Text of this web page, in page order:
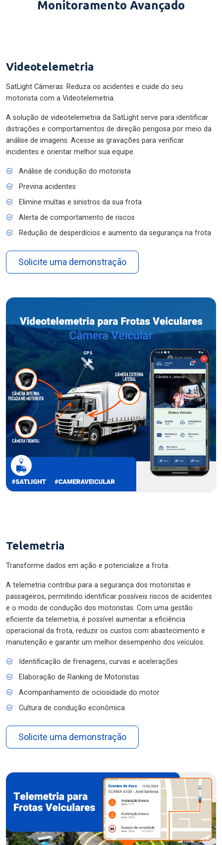
Monitoramento Avançado
Videotelemetria
SatLight Câmeras: Reduza os acidentes e cuide do seu
motorista com a Videotelemetria.
A solução de videotelemetria da SatLight serve para identificar
distrações e comportamentos de direção perigosa por meio da
análise de imagens. Acesse as gravações para verificar
incidentes e orientar melhor sua equipe.
Análise de condução do motorista
Previna acidentes
Elimine multas e sinistros da sua frota
Alerta de comportamento de riscos
Redução de desperdícios e aumento da segurança na frota
Solicite uma demonstração
Telemetria
Transforme dados em ação e potencialize a frota.
A telemetria contribui para a segurança dos motoristas e
passageiros, permitindo identificar possíveis riscos de acidentes
e o modo de condução dos motoristas. Com uma gestão
eficiente da telemetria, é possível aumentar a eficiência
operacional da frota, reduzir os custos com abastecimento e
manutenção e garantir um melhor desempenho dos veículos.
Identificação de frenagens, curvas e acelerações
Elaboração de Ranking de Motoristas
Acompanhamento de ociosidade do motor
Cultura de condução econômica
Solicite uma demonstração